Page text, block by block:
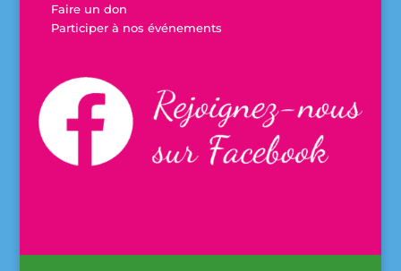
Faire un don
Participer à nos événements